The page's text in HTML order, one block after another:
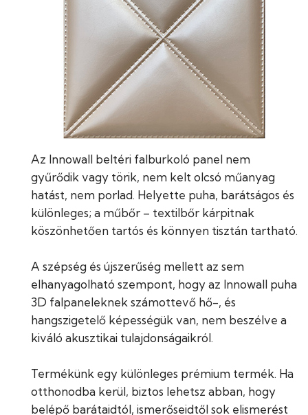
Az Innowall beltéri falburkoló panel nem
gyűrődik vagy törik, nem kelt olcsó műanyag
hatást, nem porlad. Helyette puha, barátságos és
különleges; a műbőr – textilbőr kárpitnak
köszönhetően tartós és könnyen tisztán tartható.
A szépség és újszerűség mellett az sem
elhanyagolható szempont, hogy az Innowall puha
3D falpaneleknek számottevő hő-, és
hangszigetelő képességük van, nem beszélve a
kiváló akusztikai tulajdonságaikról.
Termékünk egy különleges prémium termék. Ha
otthonodba kerül, biztos lehetsz abban, hogy
belépő barátaidtól, ismerőseidtől sok elismerést